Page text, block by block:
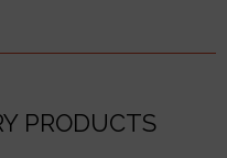
PRODUCTS